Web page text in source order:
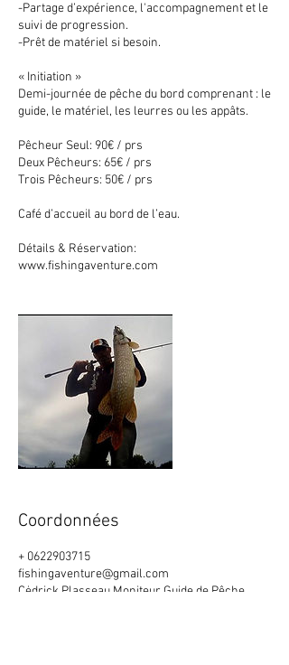
-Partage d’expérience, l'accompagnement et le
suivi de progression.
-Prêt de matériel si besoin.
« Initiation »
Demi-journée de pêche du bord comprenant : le
guide, le matériel, les leurres ou les appâts.
Pêcheur Seul: 90€ / prs
Deux Pêcheurs: 65€ / prs
Trois Pêcheurs: 50€ / prs
Café d’accueil au bord de l’eau.
Détails & Réservation:
www.fishingaventure.com
Coordonnées
+ 0622903715
fishingaventure@gmail.com
Cėdrick Plasseau Moniteur Guide de Pêche